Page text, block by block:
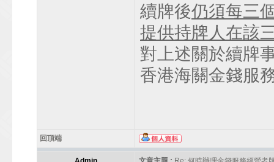
續牌後仍須每三
提供持牌人在該
對上述關於續牌
香港海關金錢服
回頂端